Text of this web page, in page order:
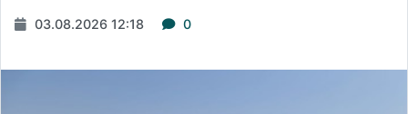
03.08.2026 12:18 0